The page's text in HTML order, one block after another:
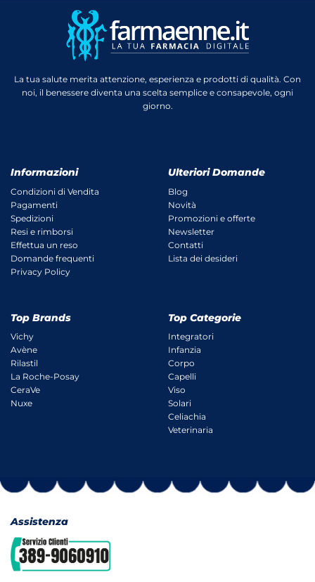
La tua salute merita attenzione, esperienza e prodotti di qualità. Con
noi, il benessere diventa una scelta semplice e consapevole, ogni
giorno.
Informazioni
Condizioni di Vendita
Pagamenti
Spedizioni
Resi e rimborsi
Effettua un reso
Domande frequenti
Privacy Policy
Ulteriori Domande
Blog
Novità
Promozioni e offerte
Newsletter
Contatti
Lista dei desideri
Top Brands
Vichy
Avène
Rilastil
La Roche-Posay
CeraVe
Nuxe
Top Categorie
Integratori
Infanzia
Corpo
Capelli
Viso
Solari
Celiachia
Veterinaria
Assistenza